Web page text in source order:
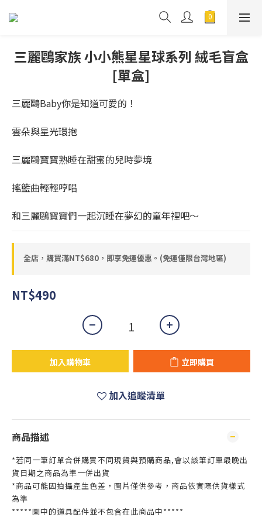
三麗鷗家族 小小熊星星球系列 絨毛盲盒
[單盒]
三麗鷗Baby你是知道可愛的！
雲朵與星光環抱
三麗鷗寶寶熟睡在甜蜜的兒時夢境
搖籃曲輕輕哼唱
和三麗鷗寶寶們一起沉睡在夢幻的童年裡吧～
全店，購買滿NT$680，即享免運優惠。(免運僅限台灣地區)
NT$490
加入購物車 立即購買
加入追蹤清單
商品描述
*若同一筆訂單合併購買不同現貨與預購商品,會以該筆訂單最晚出
貨日期之商品為準一併出貨
*商品可能因拍攝產生色差，圖片僅供參考，商品依實際供貨樣式
為準
*****圖中的道具配件並不包含在此商品中*****